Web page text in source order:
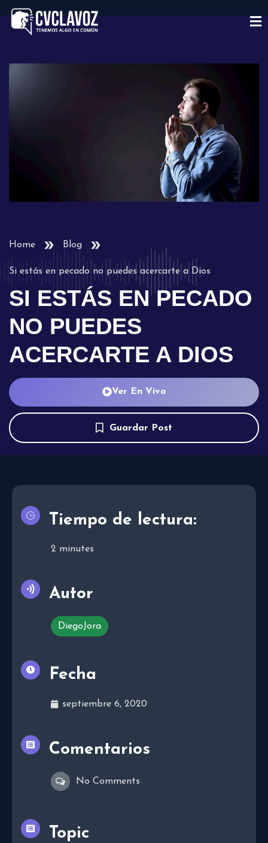
Home Blog
Si estás en pecado no puedes acercarte a Dios
SI ESTÁS EN PECADO
NO PUEDES
ACERCARTE A DIOS
Ver En Vivo
Guardar Post
Tiempo de lectura:
2 minutes
Autor
DiegoJora
Fecha
septiembre 6, 2020
Comentarios
No Comments
Topic